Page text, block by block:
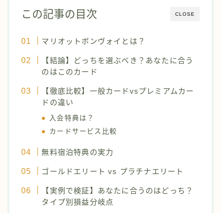
CLOSE
この記事の目次
マリオットボンヴォイとは？
【結論】どっちを選ぶべき？あなたに合う
のはこのカード
【徹底比較】一般カードvsプレミアムカー
ドの違い
入会特典は？
カードサービス比較
無料宿泊特典の実力
ゴールドエリート vs プラチナエリート
【実例で検証】あなたに合うのはどっち？
タイプ別損益分岐点